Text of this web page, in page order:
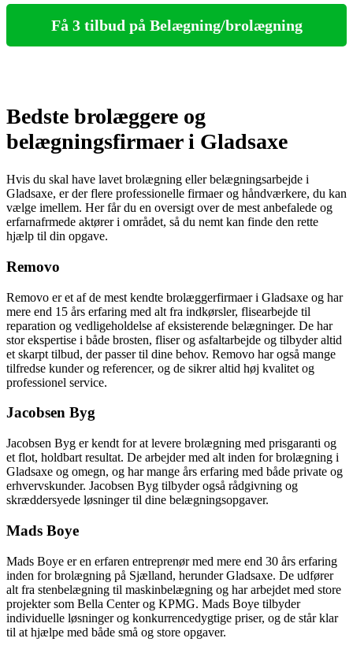
Få 3 tilbud på Belægning/brolægning
Bedste brolæggere og
belægningsfirmaer i Gladsaxe
Hvis du skal have lavet brolægning eller belægningsarbejde i
Gladsaxe, er der flere professionelle firmaer og håndværkere, du kan
vælge imellem. Her får du en oversigt over de mest anbefalede og
erfarnafrmede aktører i området, så du nemt kan finde den rette
hjælp til din opgave.
Removo
Removo er et af de mest kendte brolæggerfirmaer i Gladsaxe og har
mere end 15 års erfaring med alt fra indkørsler, flisearbejde til
reparation og vedligeholdelse af eksisterende belægninger. De har
stor ekspertise i både brosten, fliser og asfaltarbejde og tilbyder altid
et skarpt tilbud, der passer til dine behov. Removo har også mange
tilfredse kunder og referencer, og de sikrer altid høj kvalitet og
professionel service.
Jacobsen Byg
Jacobsen Byg er kendt for at levere brolægning med prisgaranti og
et flot, holdbart resultat. De arbejder med alt inden for brolægning i
Gladsaxe og omegn, og har mange års erfaring med både private og
erhvervskunder. Jacobsen Byg tilbyder også rådgivning og
skræddersyede løsninger til dine belægningsopgaver.
Mads Boye
Mads Boye er en erfaren entreprenør med mere end 30 års erfaring
inden for brolægning på Sjælland, herunder Gladsaxe. De udfører
alt fra stenbelægning til maskinbelægning og har arbejdet med store
projekter som Bella Center og KPMG. Mads Boye tilbyder
individuelle løsninger og konkurrencedygtige priser, og de står klar
til at hjælpe med både små og store opgaver.